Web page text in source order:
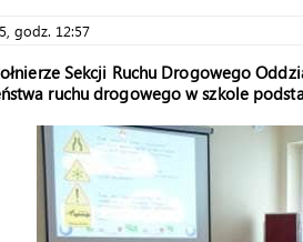
godz. 12:57
Sekcji Ruchu Drogowego
ruchu drogowego w szkole